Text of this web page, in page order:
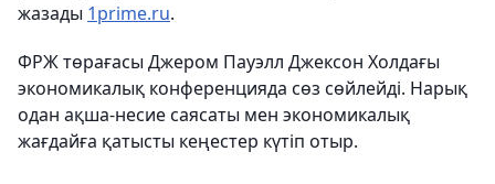
жазады 1prime.ru.
ФРЖ төрағасы Джером Пауэлл Джексон Холдағы
экономикалық конференцияда сөз сөйлейді. Нарық
одан ақша-несие саясаты мен экономикалық
жағдайға қатысты кеңестер күтіп отыр.